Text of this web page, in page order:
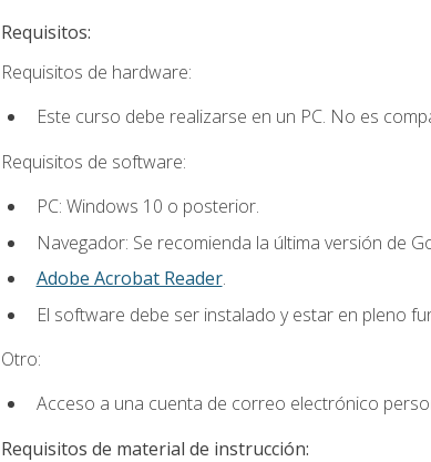
Requisitos:
Requisitos de hardware:
Este curso debe realizarse en un PC. No es
Requisitos de software:
PC: Windows 10 o posterior.
Navegador: Se recomienda la última versión de
Adobe Acrobat Reader.
El software debe ser instalado y estar en pleno
Otro:
Acceso a una cuenta de correo electrónico
Requisitos de material de instrucción: